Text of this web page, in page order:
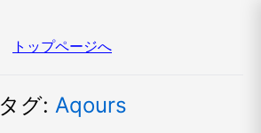
トップページへ
タグ: Aqours